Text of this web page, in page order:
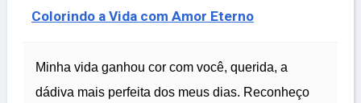
Colorindo a Vida com Amor Eterno
Minha vida ganhou cor com você, querida, a
dádiva mais perfeita dos meus dias. Reconheço